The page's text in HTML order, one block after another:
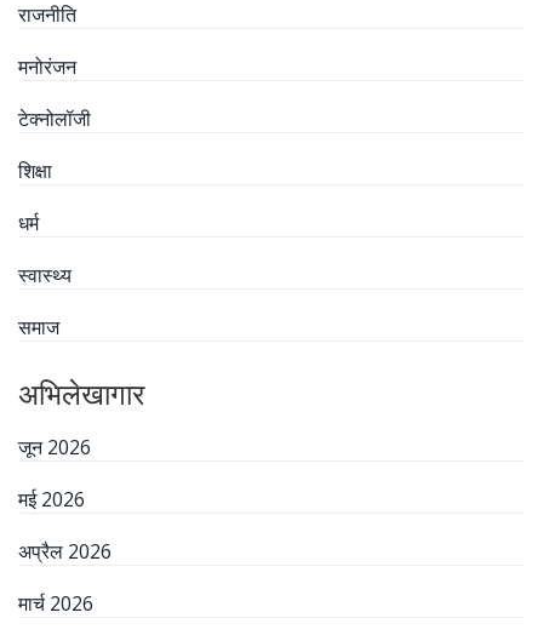
राजनीति
मनोरंजन
टेक्नोलॉजी
शिक्षा
धर्म
स्वास्थ्य
समाज
अभिलेखागार
जून 2026
मई 2026
अप्रैल 2026
मार्च 2026